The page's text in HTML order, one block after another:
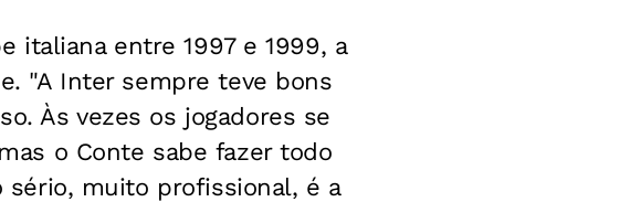
italiana entre 1997 e 1999, a
"A Inter sempre teve bons
Às vezes os jogadores se
o Conte sabe fazer todo
sério, muito profissional, é a